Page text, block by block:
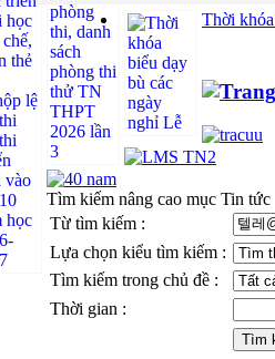
Thời
Tìm kiếm nâng cao mục Tin tức
Từ tìm kiếm :
Lựa chọn kiểu tìm kiếm :
Tìm kiếm trong chủ đề :
Thời gian :